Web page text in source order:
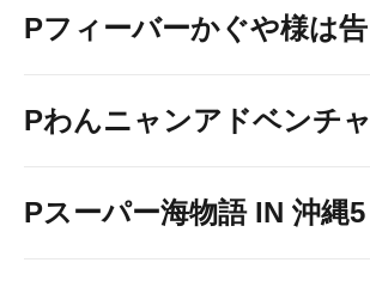
Pフィーバーかぐや様は
Pわんニャンアドベンチ
Pスーパー海物語 IN 沖縄